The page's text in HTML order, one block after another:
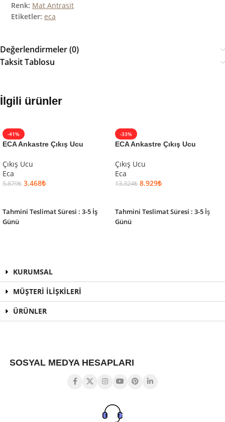
Renk: Mat Antrasit
Etiketler: eca
Değerlendirmeler (0)
Taksit Tablosu
İlgili ürünler
-41%
ECA Ankastre Çıkış Ucu
Çıkış Ucu
Eca
5.879₺ 3.468₺
Tahmini Teslimat Süresi : 3-5 İş
Günü
-33%
ECA Ankastre Çıkış Ucu
Çıkış Ucu
Eca
13.324₺ 8.929₺
Tahmini Teslimat Süresi : 3-5 İş
Günü
KURUMSAL
MÜŞTERİ İLİŞKİLERİ
ÜRÜNLER
SOSYAL MEDYA HESAPLARI